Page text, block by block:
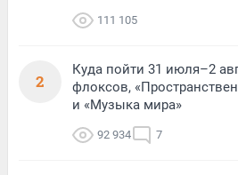
111 105
2
Куда пойти 31 июля–2
флоксов,
и «Музыка мира»
92 934 7